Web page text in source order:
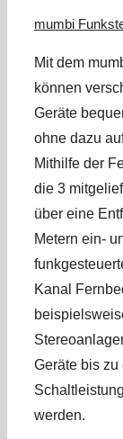
mumbi
Mit dem
können
Geräte
ohne dazu
Mithilfe der
die 3
über eine
Metern ein-
Kanal
Geräte bis
werden.